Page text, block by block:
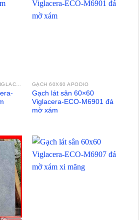
GẠCH 60X60 APODIO
Gạch lát sân 60×60
Viglacera-ECO-M6901 đá
mờ xám